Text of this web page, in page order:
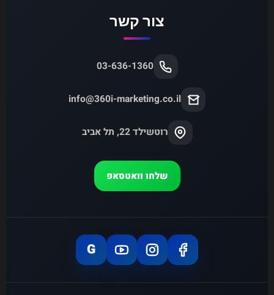
צור קשר
03-636-1360
info@360i-marketing.co.il
רוטשילד 22, תל אביב
שלחו וואטסאפ
G